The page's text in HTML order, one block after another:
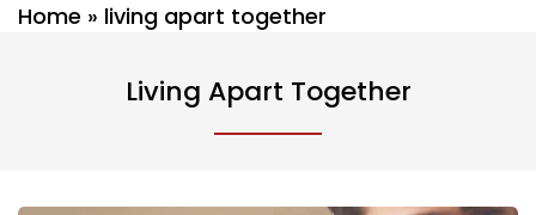
Home » living apart together
Living Apart Together